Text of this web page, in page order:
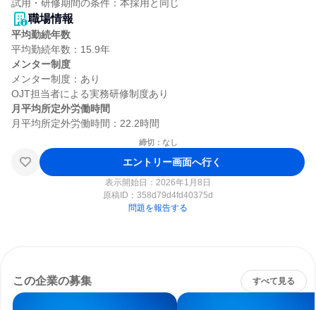
職場情報
平均勤続年数
メンター制度
メンター制度：あり
月平均所定外労働時間
締切：なし
エントリー画面へ行く
表示開始日：2026年1月8日
原稿ID： 358d79d4fd40375d
問題を報告する
この企業の募集 すべて見る